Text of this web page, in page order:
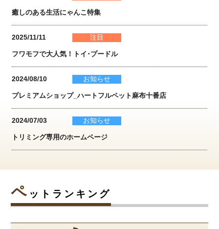
癒しのある生活にゃんこ特集
2025/11/11 注目
フワモフで大人気！トイ･プードル
2024/08/10 お知らせ
プレミアムショップ_ハートフルペット麻布十番店
2024/07/03 お知らせ
トリミング専用のホームページ
ペ ットランキング